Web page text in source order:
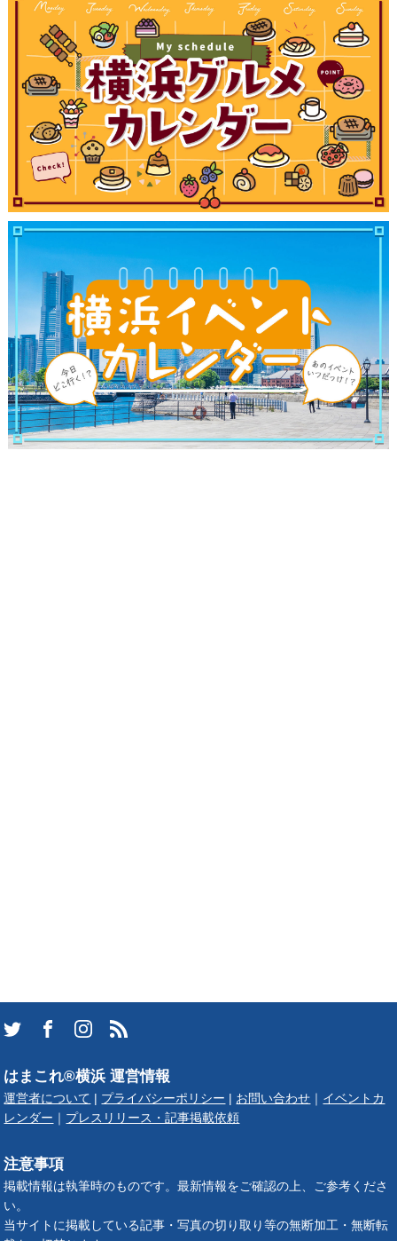
ブログ記事
サイトについて
はまこれ®横浜 運営情報
運営者について プライバシーポリシー お問い合わせ
イベントカ
レンダー
プレスリリース・記事掲載依頼
注意事項
掲載情報は執筆時のものです。最新情報をご確認の上、ご参考くださ
い。
当サイトに掲載している記事・写真の切り取り等の無断加工・無断転